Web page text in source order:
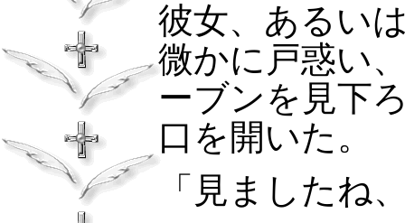
彼女、あるい
微かに戸惑い
ーブンを見下
口を開いた。
「見ましたね